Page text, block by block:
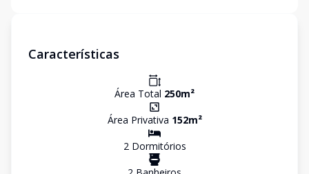
Características
Área Total 250m²
Área Privativa 152m²
2Dormitórios